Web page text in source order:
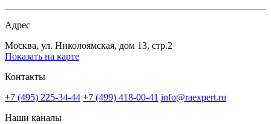
Адрес
Москва, ул. Николоямская, дом 13, стр.2
Показать на карте
Контакты
+7 (495) 225-34-44 +7 (499) 418-00-41 info@raexpert.ru
Наши каналы